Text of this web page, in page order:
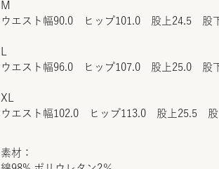
M
ウエスト幅90.0 ヒップ101.0 股上24.5 股
ウエスト幅96.0 ヒップ107.0 股上25.0 股
XL
ウエスト幅102.0 ヒップ113.0 股上25.5
素材：